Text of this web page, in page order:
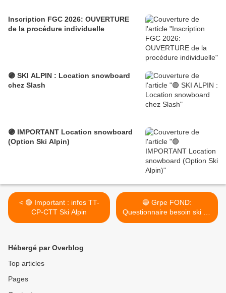
Inscription FGC 2026: OUVERTURE
de la procédure individuelle
🟣 SKI ALPIN : Location snowboard
chez Slash
🟣 IMPORTANT Location snowboard
(Option Ski Alpin)
< 🟣 Important : infos TT-
CP-CTT Ski Alpin
🔵 Grpe FOND:
Questionnaire besoin ski de
rando >
Hébergé par Overblog
Top articles
Pages